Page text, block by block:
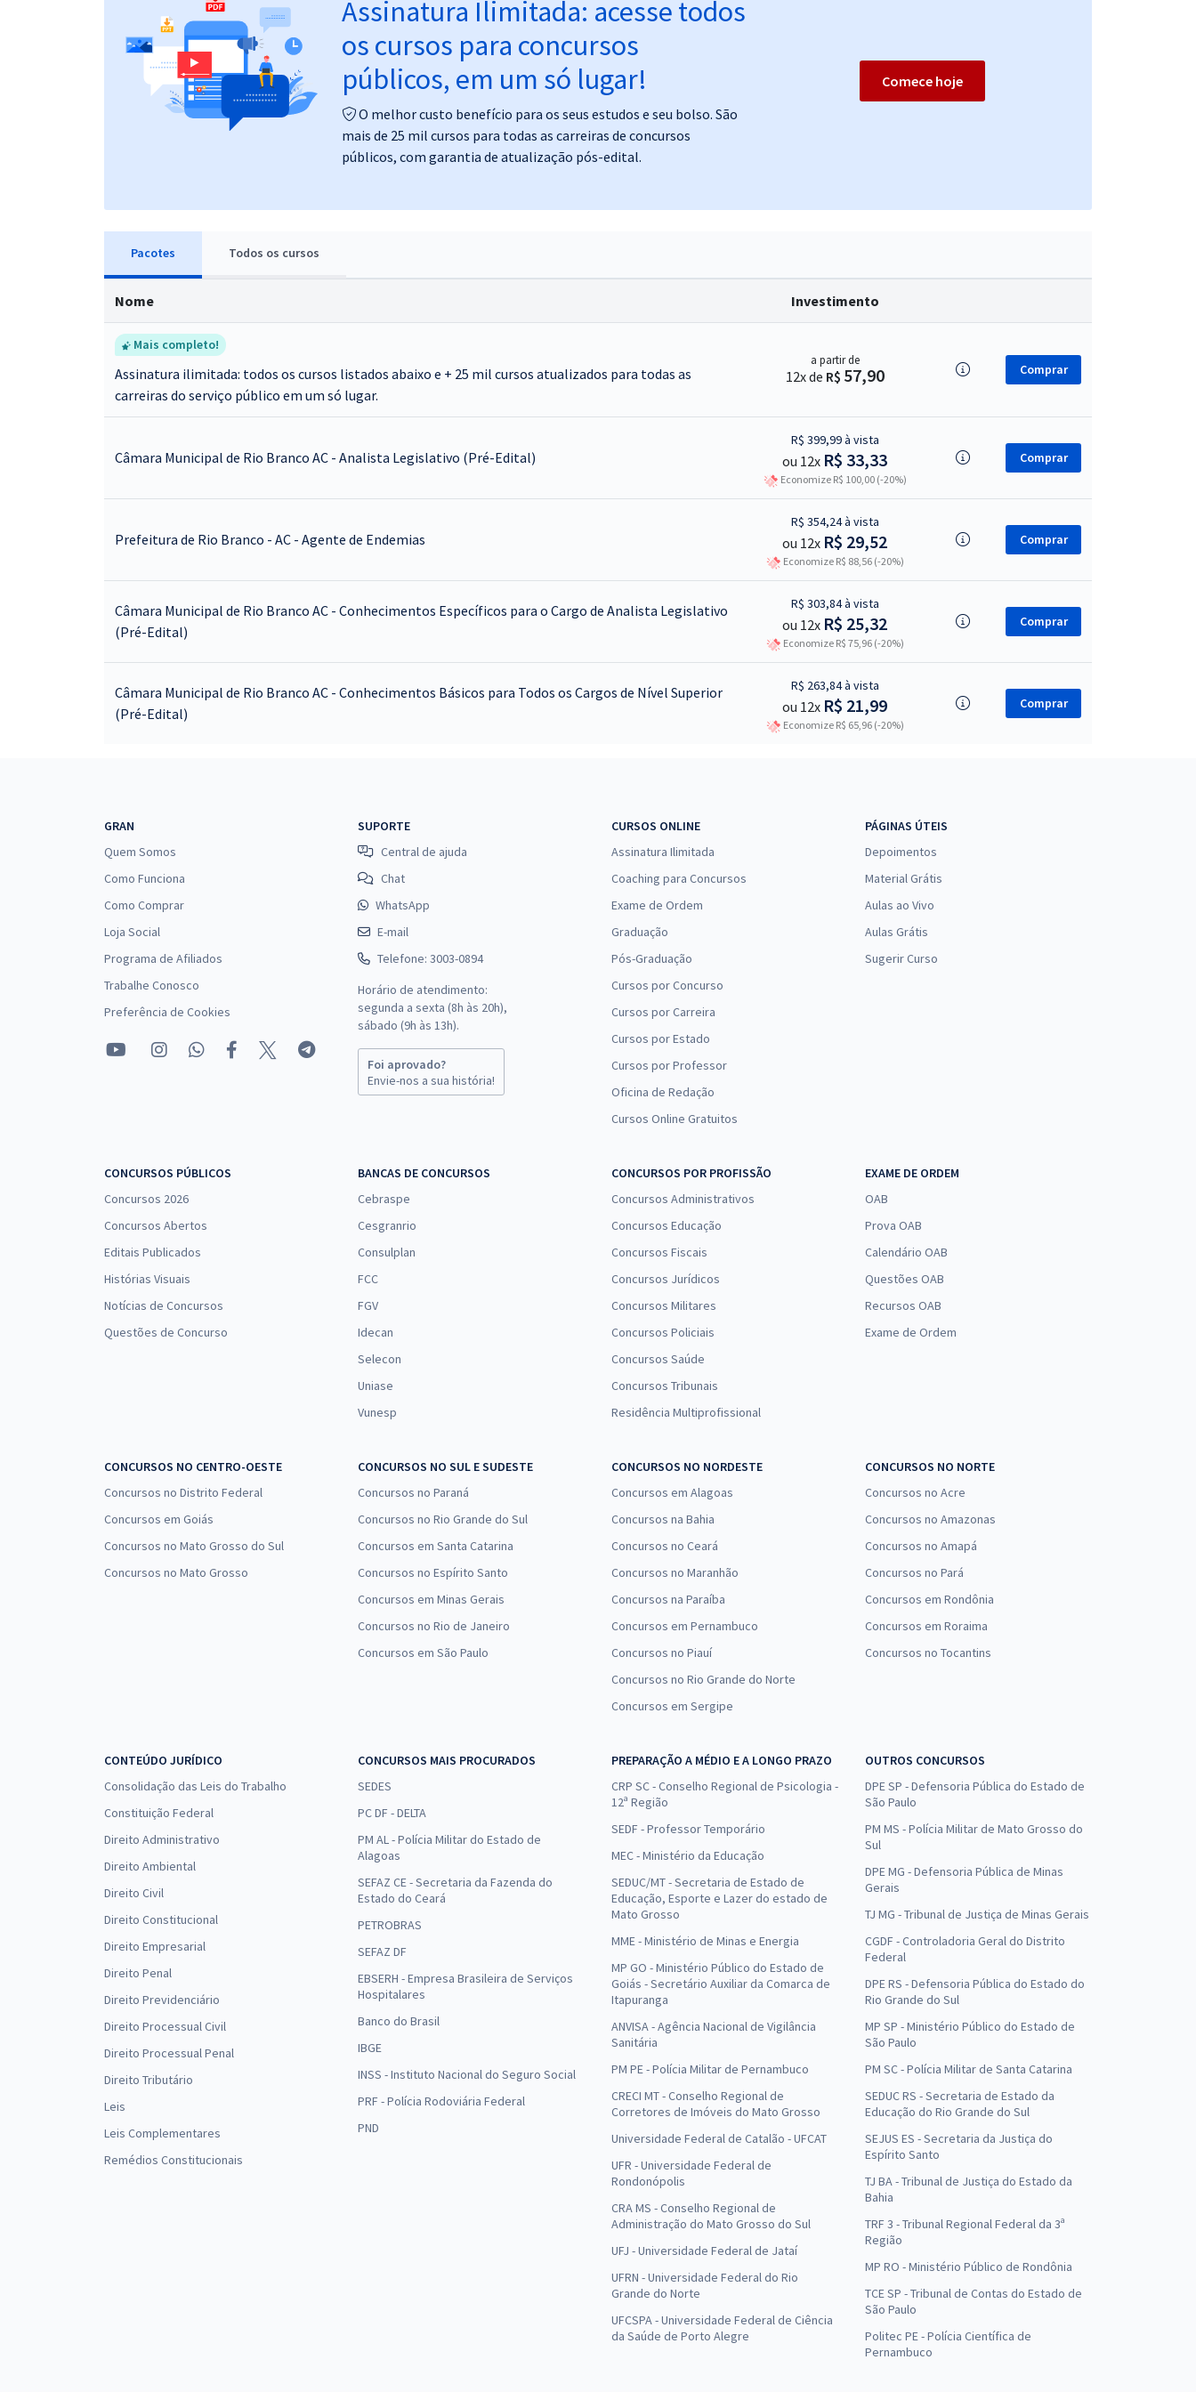
Assinatura Ilimitada: acesse todos
os cursos para concursos
públicos, em um só lugar!
O melhor custo benefício para os seus estudos e seu bolso. São
mais de 25 mil cursos para todas as carreiras de concursos
públicos, com garantia de atualização pós-edital.
Comece hoje
Pacotes Todos os cursos
Nome Investimento
Mais completo!
Assinatura ilimitada: todos os cursos listados abaixo e + 25 mil cursos atualizados para todas as
carreiras do serviço público em um só lugar.
a partir de
12x de R$ 57,90 Comprar
Câmara Municipal de Rio Branco AC - Analista Legislativo (Pré-Edital)
R$ 399,99 à vista
ou 12x R$ 33,33
Economize R$ 100,00 (-20%)
Comprar
Prefeitura de Rio Branco - AC - Agente de Endemias
R$ 354,24 à vista
ou 12x R$ 29,52
Economize R$ 88,56 (-20%)
Comprar
Câmara Municipal de Rio Branco AC - Conhecimentos Específicos para o Cargo de Analista Legislativo
(Pré-Edital)
R$ 303,84 à vista
ou 12x R$ 25,32
Economize R$ 75,96 (-20%)
Comprar
Câmara Municipal de Rio Branco AC - Conhecimentos Básicos para Todos os Cargos de Nível Superior
(Pré-Edital)
R$ 263,84 à vista
ou 12x R$ 21,99
Economize R$ 65,96 (-20%)
Comprar
GRAN
Quem Somos
Como Funciona
Como Comprar
Loja Social
Programa de Afiliados
Trabalhe Conosco
Preferência de Cookies
SUPORTE
Central de ajuda
Chat
WhatsApp
E-mail
Telefone: 3003-0894
Horário de atendimento:
segunda a sexta (8h às 20h),
sábado (9h às 13h).
Foi aprovado?
Envie-nos a sua história!
CURSOS ONLINE
Assinatura Ilimitada
Coaching para Concursos
Exame de Ordem
Graduação
Pós-Graduação
Cursos por Concurso
Cursos por Carreira
Cursos por Estado
Cursos por Professor
Oficina de Redação
Cursos Online Gratuitos
PÁGINAS ÚTEIS
Depoimentos
Material Grátis
Aulas ao Vivo
Aulas Grátis
Sugerir Curso
CONCURSOS PÚBLICOS
Concursos 2026
Concursos Abertos
Editais Publicados
Histórias Visuais
Notícias de Concursos
Questões de Concurso
BANCAS DE CONCURSOS
Cebraspe
Cesgranrio
Consulplan
FCC
FGV
Idecan
Selecon
Uniase
Vunesp
CONCURSOS POR PROFISSÃO
Concursos Administrativos
Concursos Educação
Concursos Fiscais
Concursos Jurídicos
Concursos Militares
Concursos Policiais
Concursos Saúde
Concursos Tribunais
Residência Multiprofissional
EXAME DE ORDEM
OAB
Prova OAB
Calendário OAB
Questões OAB
Recursos OAB
Exame de Ordem
CONCURSOS NO CENTRO-OESTE
Concursos no Distrito Federal
Concursos em Goiás
Concursos no Mato Grosso do Sul
Concursos no Mato Grosso
CONCURSOS NO SUL E SUDESTE
Concursos no Paraná
Concursos no Rio Grande do Sul
Concursos em Santa Catarina
Concursos no Espírito Santo
Concursos em Minas Gerais
Concursos no Rio de Janeiro
Concursos em São Paulo
CONCURSOS NO NORDESTE
Concursos em Alagoas
Concursos na Bahia
Concursos no Ceará
Concursos no Maranhão
Concursos na Paraíba
Concursos em Pernambuco
Concursos no Piauí
Concursos no Rio Grande do Norte
Concursos em Sergipe
CONCURSOS NO NORTE
Concursos no Acre
Concursos no Amazonas
Concursos no Amapá
Concursos no Pará
Concursos em Rondônia
Concursos em Roraima
Concursos no Tocantins
CONTEÚDO JURÍDICO
Consolidação das Leis do Trabalho
Constituição Federal
Direito Administrativo
Direito Ambiental
Direito Civil
Direito Constitucional
Direito Empresarial
Direito Penal
Direito Previdenciário
Direito Processual Civil
Direito Processual Penal
Direito Tributário
Leis
Leis Complementares
Remédios Constitucionais
CONCURSOS MAIS PROCURADOS
SEDES
PC DF - DELTA
PM AL - Polícia Militar do Estado de
Alagoas
SEFAZ CE - Secretaria da Fazenda do
Estado do Ceará
PETROBRAS
SEFAZ DF
EBSERH - Empresa Brasileira de Serviços
Hospitalares
Banco do Brasil
IBGE
INSS - Instituto Nacional do Seguro Social
PRF - Polícia Rodoviária Federal
PND
PREPARAÇÃO A MÉDIO E A LONGO PRAZO
CRP SC - Conselho Regional de Psicologia -
12ª Região
SEDF - Professor Temporário
MEC - Ministério da Educação
SEDUC/MT - Secretaria de Estado de
Educação, Esporte e Lazer do estado de
Mato Grosso
MME - Ministério de Minas e Energia
MP GO - Ministério Público do Estado de
Goiás - Secretário Auxiliar da Comarca de
Itapuranga
ANVISA - Agência Nacional de Vigilância
Sanitária
PM PE - Polícia Militar de Pernambuco
CRECI MT - Conselho Regional de
Corretores de Imóveis do Mato Grosso
Universidade Federal de Catalão - UFCAT
UFR - Universidade Federal de
Rondonópolis
CRA MS - Conselho Regional de
Administração do Mato Grosso do Sul
UFJ - Universidade Federal de Jataí
UFRN - Universidade Federal do Rio
Grande do Norte
UFCSPA - Universidade Federal de Ciência
da Saúde de Porto Alegre
OUTROS CONCURSOS
DPE SP - Defensoria Pública do Estado de
São Paulo
PM MS - Polícia Militar de Mato Grosso do
Sul
DPE MG - Defensoria Pública de Minas
Gerais
TJ MG - Tribunal de Justiça de Minas Gerais
CGDF - Controladoria Geral do Distrito
Federal
DPE RS - Defensoria Pública do Estado do
Rio Grande do Sul
MP SP - Ministério Público do Estado de
São Paulo
PM SC - Polícia Militar de Santa Catarina
SEDUC RS - Secretaria de Estado da
Educação do Rio Grande do Sul
SEJUS ES - Secretaria da Justiça do
Espírito Santo
TJ BA - Tribunal de Justiça do Estado da
Bahia
TRF 3 - Tribunal Regional Federal da 3ª
Região
MP RO - Ministério Público de Rondônia
TCE SP - Tribunal de Contas do Estado de
São Paulo
Politec PE - Polícia Científica de
Pernambuco